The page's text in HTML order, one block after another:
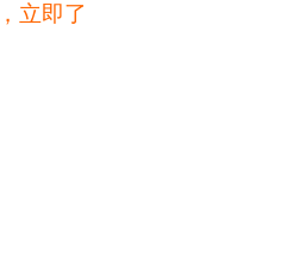
立即了